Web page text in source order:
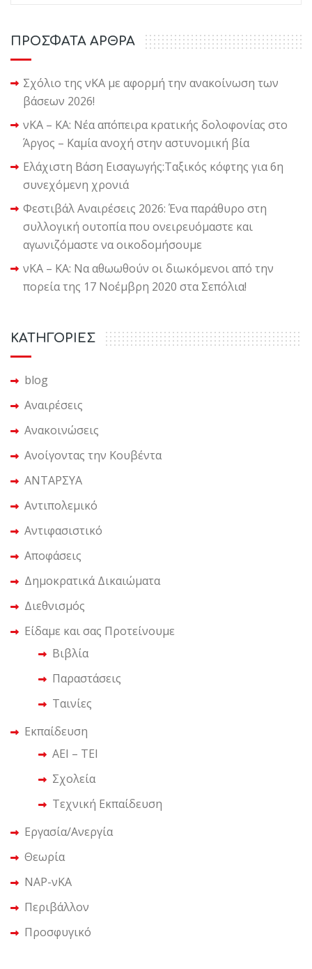
ΠΡΟΣΦΑΤΑ ΑΡΘΡΑ
Σχόλιο της νΚΑ με αφορμή την ανακοίνωση των
βάσεων 2026!
νΚΑ – ΚΑ: Νέα απόπειρα κρατικής δολοφονίας στο
Άργος – Καμία ανοχή στην αστυνομική βία
Ελάχιστη Βάση Εισαγωγής:Ταξικός κόφτης για 6η
συνεχόμενη χρονιά
Φεστιβάλ Αναιρέσεις 2026: Ένα παράθυρο στη
συλλογική ουτοπία που ονειρευόμαστε και
αγωνιζόμαστε να οικοδομήσουμε
νΚΑ – ΚΑ: Να αθωωθούν οι διωκόμενοι από την
πορεία της 17 Νοέμβρη 2020 στα Σεπόλια!
KΑΤΗΓΟΡΙΕΣ
blog
Αναιρέσεις
Ανακοινώσεις
Ανοίγοντας την Κουβέντα
ΑΝΤΑΡΣΥΑ
Αντιπολεμικό
Αντιφασιστικό
Αποφάσεις
Δημοκρατικά Δικαιώματα
Διεθνισμός
Είδαμε και σας Προτείνουμε
Βιβλία
Παραστάσεις
Ταινίες
Εκπαίδευση
ΑΕΙ – ΤΕΙ
Σχολεία
Τεχνική Εκπαίδευση
Εργασία/Ανεργία
Θεωρία
ΝΑΡ-νΚΑ
Περιβάλλον
Προσφυγικό